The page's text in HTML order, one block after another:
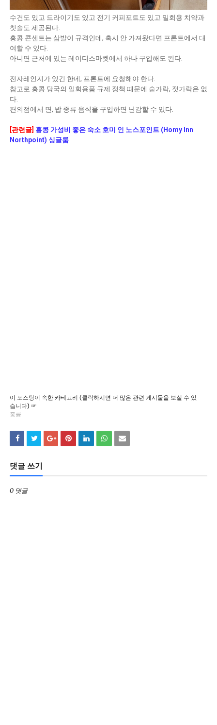
수건도 있고 드라이기도 있고 전기 커피포트도 있고 일회용 치약과
칫솔도 제공된다.
홍콩 콘센트는 삼발이 규격인데, 혹시 안 가져왔다면 프론트에서 대
여할 수 있다.
아니면 근처에 있는 레이디스마켓에서 하나 구입해도 된다.
전자레인지가 있긴 한데, 프론트에 요청해야 한다.
참고로 홍콩 당국의 일회용품 규제 정책 때문에 숟가락, 젓가락은 없
다.
편의점에서 면, 밥 종류 음식을 구입하면 난감할 수 있다.
[관련글] 홍콩 가성비 좋은 숙소 호미 인 노스포인트 (Homy Inn
Northpoint) 싱글룸
이 포스팅이 속한 카테고리 (클릭하시면 더 많은 관련 게시물을 보실 수 있
습니다) ☞
홍콩
댓글 쓰기
0 댓글